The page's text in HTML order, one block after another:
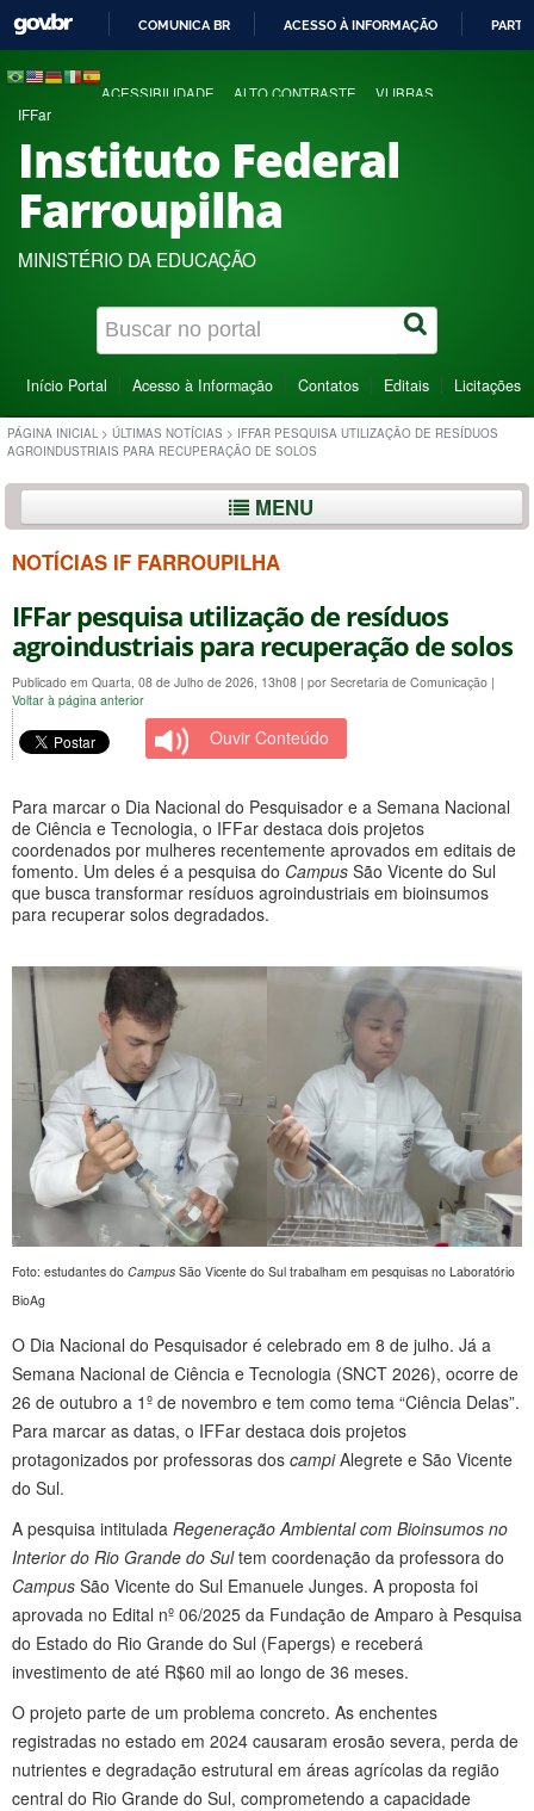
COMUNICA BR ACESSO À INFORMAÇÃO
ACESSIBILIDADE ALTO CONTRASTE VLIBRAS
IFFar
Instituto Federal
Farroupilha
MINISTÉRIO DA EDUCAÇÃO
Início Portal Acesso à Informação Contatos Editais Licitações
PÁGINA INICIAL > ÚLTIMAS NOTÍCIAS > IFFAR PESQUISA UTILIZAÇÃO DE RESÍDUOS
AGROINDUSTRIAIS PARA RECUPERAÇÃO DE SOLOS
MENU
NOTÍCIAS IF FARROUPILHA
IFFar pesquisa utilização de resíduos
agroindustriais para recuperação de solos
Publicado em Quarta, 08 de Julho de 2026, 13h08 | por Secretaria de Comunicação |
Voltar à página anterior
Ouvir Conteúdo
Para marcar o Dia Nacional do Pesquisador e a Semana Nacional
de Ciência e Tecnologia, o IFFar destaca dois projetos
coordenados por mulheres recentemente aprovados em editais de
fomento. Um deles é a pesquisa do Campus São Vicente do Sul
que busca transformar resíduos agroindustriais em bioinsumos
para recuperar solos degradados.
Foto: estudantes do Campus São Vicente do Sul trabalham em pesquisas no Laboratório
BioAg
O Dia Nacional do Pesquisador é celebrado em 8 de julho. Já a
Semana Nacional de Ciência e Tecnologia (SNCT 2026), ocorre de
26 de outubro a 1º de novembro e tem como tema “Ciência Delas”.
Para marcar as datas, o IFFar destaca dois projetos
protagonizados por professoras dos campiAlegrete e São Vicente
do Sul.
A pesquisa intitulada Regeneração Ambiental com Bioinsumos no
Interior do Rio Grande do Sultem coordenação da professora do
Campus São Vicente do Sul Emanuele Junges. A proposta foi
aprovada no Edital nº 06/2025 da Fundação de Amparo à Pesquisa
do Estado do Rio Grande do Sul (Fapergs) e receberá
investimento de até R$60 mil ao longo de 36 meses.
O projeto parte de um problema concreto. As enchentes
registradas no estado em 2024 causaram erosão severa, perda de
nutrientes e degradação estrutural em áreas agrícolas da região
central do Rio Grande do Sul, comprometendo a capacidade